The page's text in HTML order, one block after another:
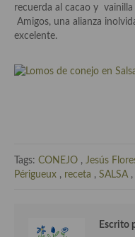
Cocina China
Cocina filipina
Cocina Africana
recuerda al cacao y
Amigos, una alianza
excelente.
Tags: CONEJO , Jesús
Périgueux , receta , SALSA,
Escrito